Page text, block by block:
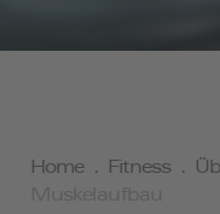
Home . Fitness .